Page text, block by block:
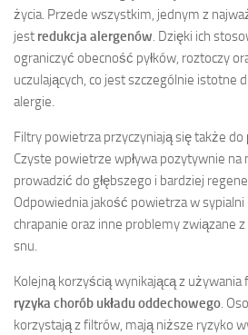
życia. Przede wszystkim, jednym z
jest redukcja alergenów. Dzięki ich
ograniczyć obecność pyłków, roztoczy
uczulających, co jest szczególnie istotne
alergie.
Filtry powietrza przyczyniają się także do
Czyste powietrze wpływa pozytywnie na
prowadzić do głębszego i bardziej
Odpowiednia jakość powietrza w
chrapanie oraz inne problemy związane
snu.
Kolejną korzyścią wynikającą z
ryzyka chorób układu oddechowego.
korzystają z filtrów, mają niższe ryzyko